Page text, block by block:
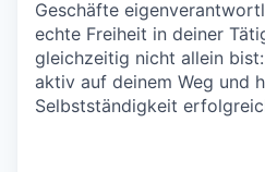
Geschäfte
echte Freiheit in deiner
gleichzeitig nicht allein
aktiv auf deinem Weg und
Selbstständigkeit